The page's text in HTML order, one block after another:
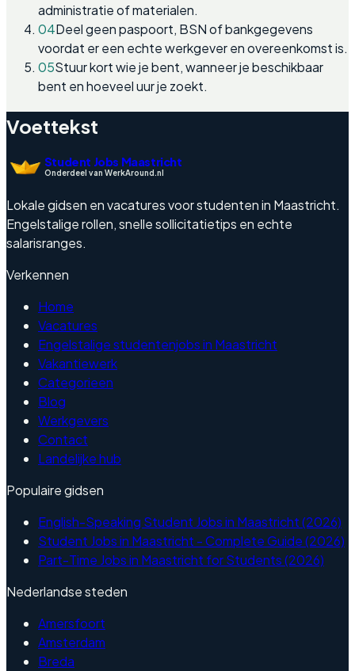
administratie of materialen.
04Deel geen paspoort, BSN of bankgegevens
voordat er een echte werkgever en overeenkomst is.
05Stuur kort wie je bent, wanneer je beschikbaar
bent en hoeveel uur je zoekt.
Voettekst
Student Jobs Maastricht
Onderdeel van WerkAround.nl
Lokale gidsen en vacatures voor studenten in Maastricht.
Engelstalige rollen, snelle sollicitatietips en echte
salarisranges.
Verkennen
Home
Vacatures
Engelstalige studentenjobs in Maastricht
Vakantiewerk
Categorieen
Blog
Werkgevers
Contact
Landelijke hub
Populaire gidsen
English-Speaking Student Jobs in Maastricht (2026)
Student Jobs in Maastricht - Complete Guide (2026)
Part-Time Jobs in Maastricht for Students (2026)
Nederlandse steden
Amersfoort
Amsterdam
Breda